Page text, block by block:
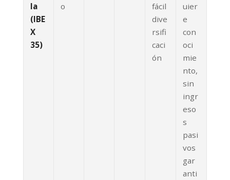
la
(IBE
X
35)
o
fácil
dive
rsifi
caci
ón
uier
e
con
oci
mie
nto,
sin
ingr
eso
s
pasi
vos
gar
anti